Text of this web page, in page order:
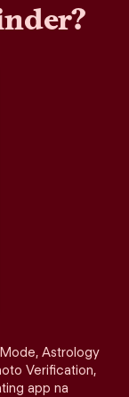
Astrology
Verification,
app na